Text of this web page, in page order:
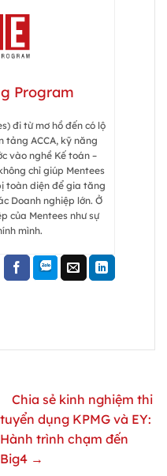
Program
đi từ mơ hồ đến có lộ
tảng ACCA, kỹ năng
vào nghề Kế toán –
chỉ giúp Mentees
toàn diện để gia tăng
Doanh nghiệp lớn. Ở
của Mentees như sự
mình.
Chia sẻ kinh nghiệm thi
tuyển dụng KPMG và EY:
Hành trình chạm đến
Big4 →